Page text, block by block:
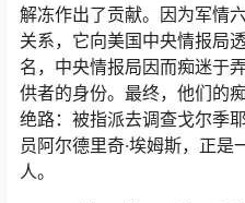
解冻作出了贡献。因为军情
关系，它向美国中央情报局
名，中央情报局因而痴迷于
供者的身份。最终，他们的
绝路：被指派去调查戈尔季
员阿尔德里奇·埃姆斯，正
人。